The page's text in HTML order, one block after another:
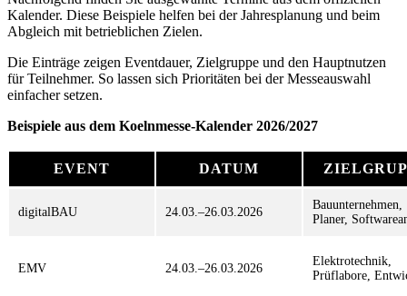
Kalender. Diese Beispiele helfen bei der Jahresplanung und beim
Abgleich mit betrieblichen Zielen.
Die Einträge zeigen Eventdauer, Zielgruppe und den Hauptnutzen
für Teilnehmer. So lassen sich Prioritäten bei der Messeauswahl
einfacher setzen.
Beispiele aus dem Koelnmesse-Kalender 2026/2027
EVENT DATUM
digitalBAU 24.03.–26.03.2026
Bauunternehmen,
Planer,
EMV 24.03.–26.03.2026
Elektrotechnik,
Prüflabore,